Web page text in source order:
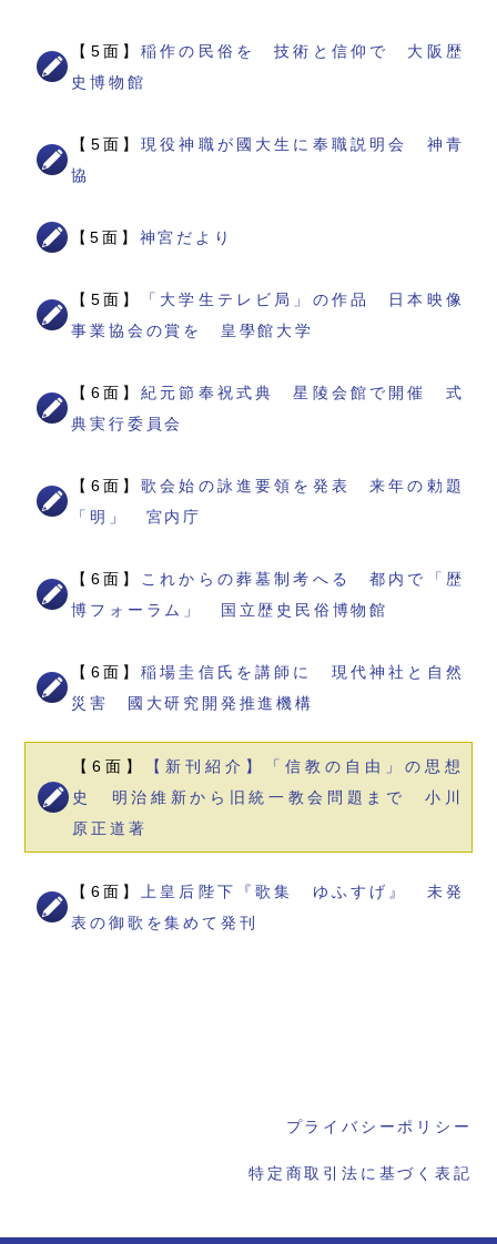
【5面】稲作の民俗を 技術と信仰で 大阪歴
史博物館
【5面】現役神職が國大生に奉職説明会 神青
協
【5面】 神宮だより
【5面】
「大学生テレビ局」の作品 日本映像
事業協会の賞を 皇學館大学
【6面】紀元節奉祝式典 星陵会館で開催 式
典実行委員会
【6面】歌会始の詠進要領を発表 来年の勅題
「明」 宮内庁
【6面】
これからの葬墓制考へる 都内で「歴
博フォーラム」 国立歴史民俗博物館
【6面】稲場圭信氏を講師に 現代神社と自然
災害 國大研究開発推進機構
【6面】
【新刊紹介】「信教の自由」の思想
史 明治維新から旧統一教会問題まで 小川
原正道著
【6面】
上皇后陛下『歌集 ゆふすげ』 未発
表の御歌を集めて発刊
プライバシーポリシー
特定商取引法に基づく表記